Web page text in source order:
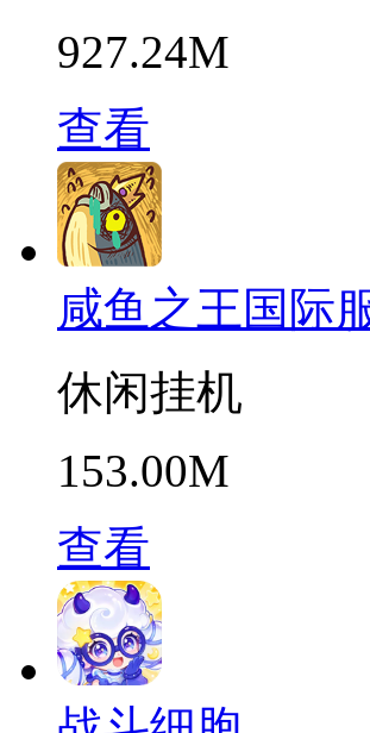
927.24M
查看
咸鱼之王国际
休闲挂机
153.00M
查看